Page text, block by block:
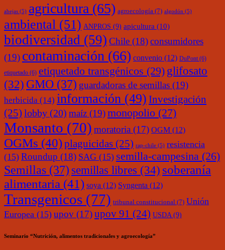
abejas (5) agricultura (65) agroecología (7) algodón (5)
ambiental (51) ANPROS (9) apicultura (10)
biodiversidad (59) Chile (18)consumidores
(19) contaminación (66) convenio (12) DuPont (6)
etiquetado (6) etiquetado transgénicos (29) glifosato
(32) GMO (37) guardadoras de semillas (19)
herbicida (14) información (49) Investigación
(25) lobby (20) maíz (19)monopolio (27)
Monsanto (70) moratoria (17) OGM (12)
OGMs (40)plaguicidas (25) rap-chile (5) resistencia
(15) Roundup (18) SAG (15) semilla-campesina (26)
Semillas (37) semillas libres (34) soberanía
alimentaria (41) soya (12) Syngenta (12)
Transgenicos (77) tribunal constitucional (7) Unión
Europea (15) upov (17)upov 91 (24) USDA (9)
Seminario “Nutrición, alimentos tradicionales y agroecología”